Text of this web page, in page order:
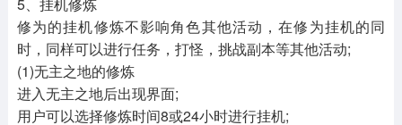
5、挂机修炼
修为的挂机修炼不影响角色其他活动，在修为挂机的同
时，同样可以进行任务，打怪，挑战副本等其他活动;
(1)无主之地的修炼
进入无主之地后出现界面;
用户可以选择修炼时间8或24小时进行挂机;